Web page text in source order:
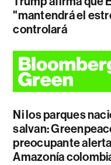
"mantendrá el
controlará
Ni los parques
salvan:
preocupante
Amazonía